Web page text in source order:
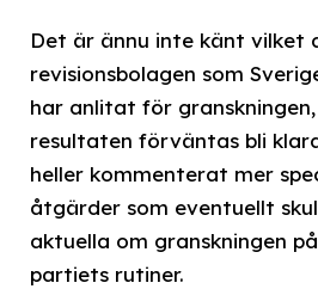
Det är ännu inte känt vilket
revisionsbolagen som
har anlitat för
resultaten förväntas bli
heller kommenterat mer
åtgärder som eventuellt
aktuella om granskningen
partiets rutiner.